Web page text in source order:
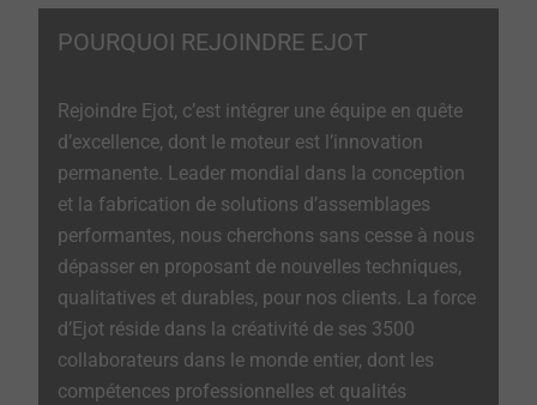
POURQUOI REJOINDRE EJOT
Rejoindre Ejot, c’est intégrer une équipe en quête
d’excellence, dont le moteur est l’innovation
permanente. Leader mondial dans la conception
et la fabrication de solutions d’assemblages
performantes, nous cherchons sans cesse à nous
dépasser en proposant de nouvelles techniques,
qualitatives et durables, pour nos clients. La force
d’Ejot réside dans la créativité de ses 3500
collaborateurs dans le monde entier, dont les
compétences professionnelles et qualités